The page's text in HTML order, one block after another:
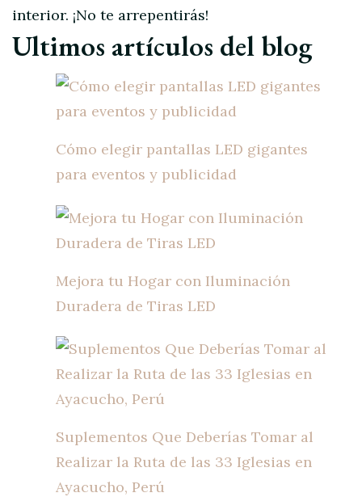
interior. ¡No te arrepentirás!
Ultimos artículos del blog
Cómo elegir pantallas LED gigantes
para eventos y publicidad
Mejora tu Hogar con Iluminación
Duradera de Tiras LED
Suplementos Que Deberías Tomar al
Realizar la Ruta de las 33 Iglesias en
Ayacucho, Perú